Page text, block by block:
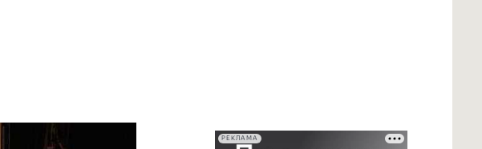
РЕКЛАМА